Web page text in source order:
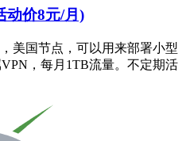
动价8元/月)
美国节点，可以用来部署小型
，每月1TB流量。不定期活